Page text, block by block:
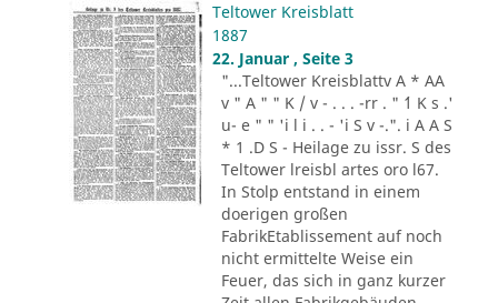
Teltower Kreisblatt
1887
22. Januar , Seite 3
"...Teltower Kreisblattv A * AA
v " A " " K / v - . . . -rr . " ´1 K s .'
u- e " " 'i l i . . - 'i S v -.". i A A S
* 1 .D S - Heilage zu issr. S des
Teltower lreisbl artes oro l67.
In Stolp entstand in einem
doerigen großen
FabrikEtablissement auf noch
nicht ermittelte Weise ein
Feuer, das sich in ganz kurzer